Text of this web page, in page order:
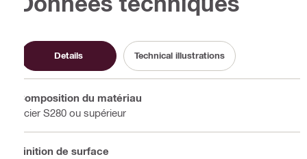
Details Technical illustrations
Composition du matériau
Acier S280 ou supérieur
Finition de surface